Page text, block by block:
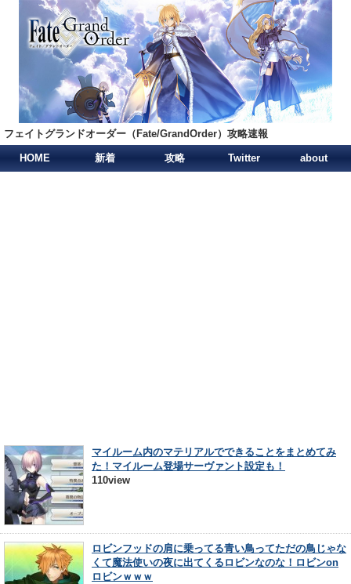
フェイトグランドオーダー（Fate/GrandOrder）攻略速報
HOME 新着 攻略 Twitter about
マイルーム内のマテリアルでできることをまとめてみ
た！マイルーム登場サーヴァント設定も！
110view
ロビンフッドの肩に乗ってる青い鳥ってただの鳥じゃな
くて魔法使いの夜に出てくるロビンなのな！ロビンon
ロビンｗｗｗ